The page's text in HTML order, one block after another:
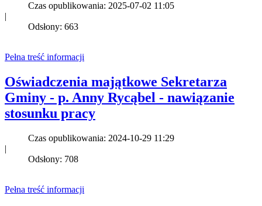
Czas opublikowania: 2025-07-02 11:05
|
Odsłony: 663
Pełna treść informacji
Oświadczenia majątkowe Sekretarza
Gminy - p. Anny Rycąbel - nawiązanie
stosunku pracy
Czas opublikowania: 2024-10-29 11:29
|
Odsłony: 708
Pełna treść informacji